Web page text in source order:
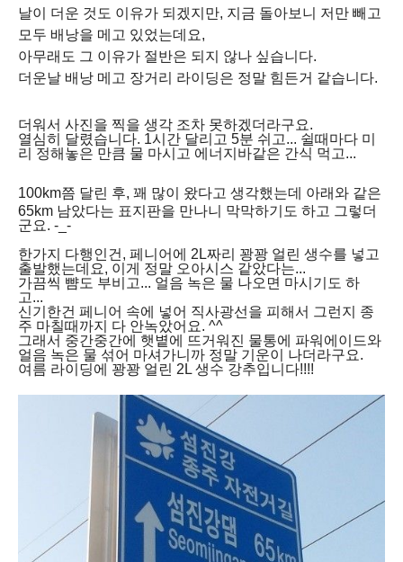
날이 더운 것도 이유가 되겠지만, 지금 돌아보니 저만 빼고
모두 배낭을 메고 있었는데요,
아무래도 그 이유가 절반은 되지 않나 싶습니다.
더운날 배낭 메고 장거리 라이딩은 정말 힘든거 같습니다.
더워서 사진을 찍을 생각 조차 못하겠더라구요.
열심히 달렸습니다. 1시간 달리고 5분 쉬고... 쉴때마다 미
리 정해놓은 만큼 물 마시고 에너지바같은 간식 먹고...
100km쯤 달린 후, 꽤 많이 왔다고 생각했는데 아래와 같은
65km 남았다는 표지판을 만나니 막막하기도 하고 그렇더
군요. -_-
한가지 다행인건, 페니어에 2L짜리 꽝꽝 얼린 생수를 넣고
출발했는데요, 이게 정말 오아시스 같았다는...
가끔씩 뺨도 부비고... 얼음 녹은 물 나오면 마시기도 하
고...
신기한건 페니어 속에 넣어 직사광선을 피해서 그런지 종
주 마칠때까지 다 안녹았어요. ^^
그래서 중간중간에 햇볕에 뜨거워진 물통에 파워에이드와
얼음 녹은 물 섞어 마셔가니까 정말 기운이 나더라구요.
여름 라이딩에 꽝꽝 얼린 2L 생수 강추입니다!!!!